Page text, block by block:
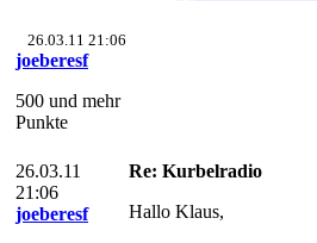
26.03.11 21:06
joeberesf
500 und mehr
Punkte
26.03.11
21:06
joeberesf
Re: Kurbelradio
Hallo Klaus,